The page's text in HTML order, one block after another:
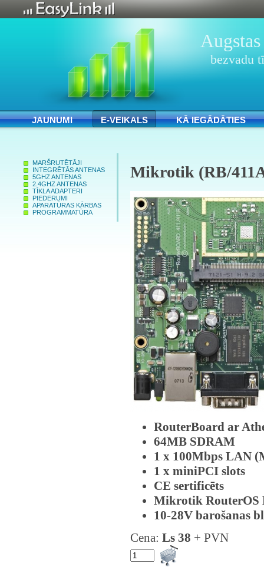
bezvadu
JAUNUMI E-VEIKALS KĀ IEGĀDĀTIES
MARŠRUTĒTĀJI
INTEGRĒTĀS ANTENAS
5GHZ ANTENAS
2.4GHZ ANTENAS
TĪKLA ADAPTERI
PIEDERUMI
APARATŪRAS KĀRBAS
PROGRAMMATŪRA
Mikrotik (RB/
RouterBoard ar
64MB SDRAM
1 x 100Mbps LAN
1 x miniPCI slots
CE sertificēts
Mikrotik RouterOS
10-28V barošanas
Cena: Ls 38 + PVN